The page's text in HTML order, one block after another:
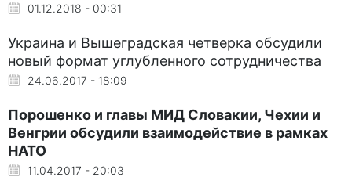
01.12.2018 - 00:31
Украина и Вышеградская четверка обсудили
новый формат углубленного сотрудничества
24.06.2017 - 18:09
Порошенко и главы МИД Словакии, Чехии и
Венгрии обсудили взаимодействие в рамках
НАТО
11.04.2017 - 20:03